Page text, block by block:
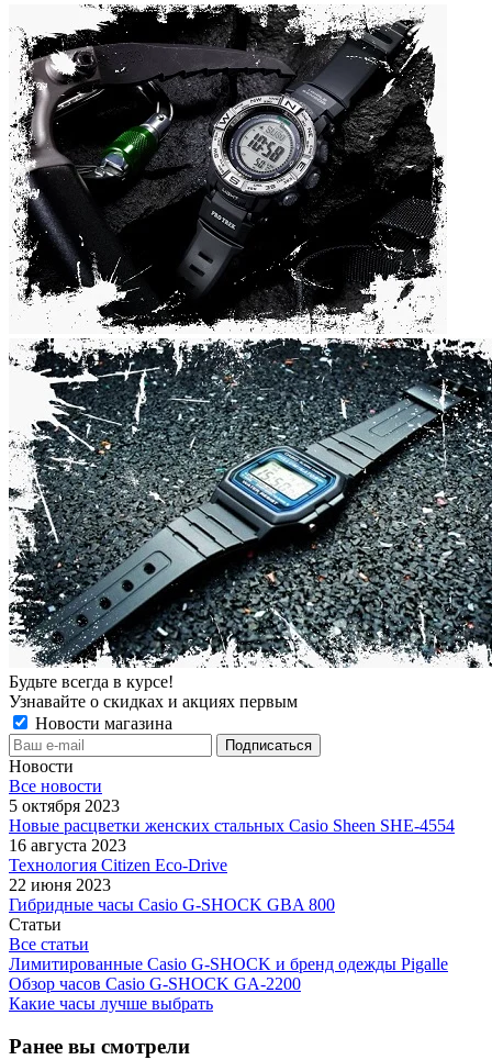
Будьте всегда в курсе!
Узнавайте о скидках и акциях первым
Новости магазина
Новости
Все новости
5 октября 2023
Новые расцветки женских стальных Casio Sheen SHE-4554
16 августа 2023
Технология Citizen Eco-Drive
22 июня 2023
Гибридные часы Casio G-SHOCK GBA 800
Статьи
Все статьи
Лимитированные Casio G-SHOCK и бренд одежды Pigalle
Обзор часов Casio G-SHOCK GA-2200
Какие часы лучше выбрать
Ранее вы смотрели